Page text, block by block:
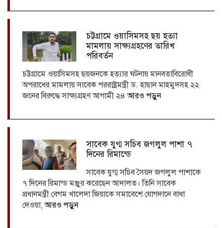
চট্টগ্রামে ওয়াসিমসহ ছয় হত্যা
মামলায় সাক্ষ্যগ্রহণের তারিখ
পরিবর্তন
চট্টগ্রামে ওয়াসিমসহ ছয়জনকে হত্যার ঘটনায় মানবতাবিরোধী
অপরাধের মামলায় সাবেক পররাষ্ট্রমন্ত্রী ড. হাছান মাহমুদসহ ২২
জনের বিরুদ্ধে সাক্ষ্যগ্রহণ আগামী ২৪আরও পড়ুন
সাবেক যুগ্ম সচিব জগলুল পাশা ৭
দিনের রিমান্ডে
সাবেক যুগ্ম সচিব সৈয়দ জগলুল পাশাকে
৭ দিনের রিমান্ড মঞ্জুর করেছেন আদালত। তিনি সাবেক
প্রধানমন্ত্রী বেগম খালেদা জিয়াকে সমাবেশে যোগদানে বাধা
দেওয়া,আরও পড়ুন